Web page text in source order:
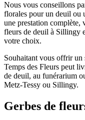
Nous vous conseillons
florales pour un deuil ou
une prestation complète,
fleurs de deuil à Sillingy
votre choix.
Souhaitant vous offrir
Temps des Fleurs peut
de deuil, au funérarium
Metz-Tessy ou Sillingy.
Gerbes de